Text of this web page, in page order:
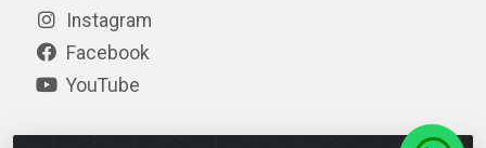
Instagram
Facebook
YouTube